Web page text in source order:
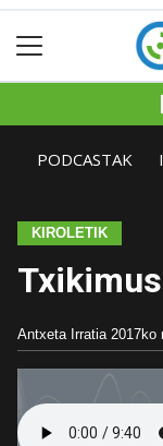
PODCASTAK
KIROLETIK
Antxeta Irratia 2017ko